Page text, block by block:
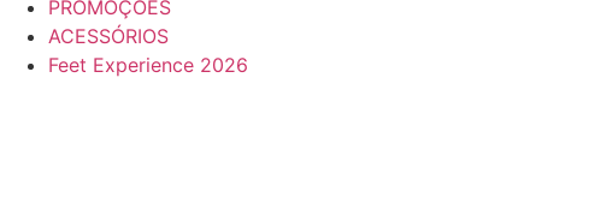
PROMOÇÕES
ACESSÓRIOS
Feet Experience 2026